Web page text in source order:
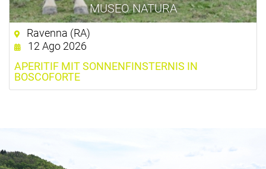
MUSEO NATURA
Ravenna (RA)
12 Ago 2026
APERITIF MIT SONNENFINSTERNIS IN
BOSCOFORTE